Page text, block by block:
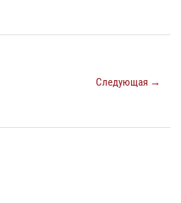
Следующая →